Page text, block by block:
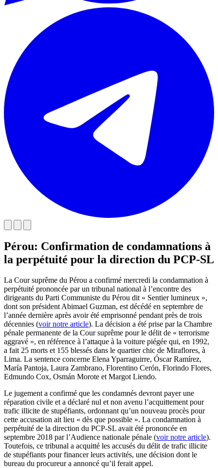
Pérou: Confirmation de condamnations à
la perpétuité pour la direction du PCP-SL
La Cour suprême du Pérou a confirmé mercredi la condamnation à
perpétuité prononcée par un tribunal national à l’encontre des
dirigeants du Parti Communiste du Pérou dit « Sentier lumineux »,
dont son président Abimael Guzman, est décédé en septembre de
l’année dernière après avoir été emprisonné pendant près de trois
décennies (voir notre article). La décision a été prise par la Chambre
pénale permanente de la Cour suprême pour le délit de « terrorisme
aggravé », en référence à l’attaque à la voiture piégée qui, en 1992,
a fait 25 morts et 155 blessés dans le quartier chic de Miraflores, à
Lima. La sentence concerne Elena Yparraguirre, Óscar Ramírez,
María Pantoja, Laura Zambrano, Florentino Cerón, Florindo Flores,
Edmundo Cox, Osmán Morote et Margot Liendo.
Le jugement a confirmé que les condamnés devront payer une
réparation civile et a déclaré nul et non avenu l’acquittement pour
trafic illicite de stupéfiants, ordonnant qu’un nouveau procès pour
cette accusation ait lieu « dès que possible ». La condamnation à
perpétuité de la direction du PCP-SL avait été prononcée en
septembre 2018 par l’Audience nationale pénale (voir notre article).
Toutefois, ce tribunal a acquitté les accusés du délit de trafic illicite
de stupéfiants pour financer leurs activités, une décision dont le
bureau du procureur a annoncé qu’il ferait appel.